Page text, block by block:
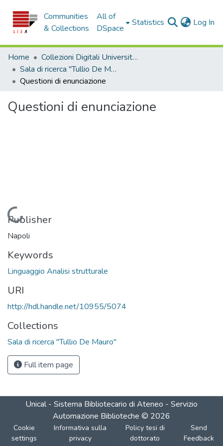
Communities
& Collections
All of
DSpace
Statistics Log In
Home
Collezioni Digitali Università della Calabria
Sala di ricerca "Tullio De Mauro"
Questioni di enunciazione
Questioni di enunciazione
Loading...
Publisher
Napoli
Keywords
Linguaggio Analisi strutturale
URI
http://hdl.handle.net/10955/5074
Collections
Sala di ricerca "Tullio De Mauro"
Full item page
Unical - Sistema Bibliotecario di Ateneo - Servizio
Automazione Biblioteche © 2026
Cookie
settings
Informativa sulla
privacy
Policy tesi di
dottorato
Send
Feedback